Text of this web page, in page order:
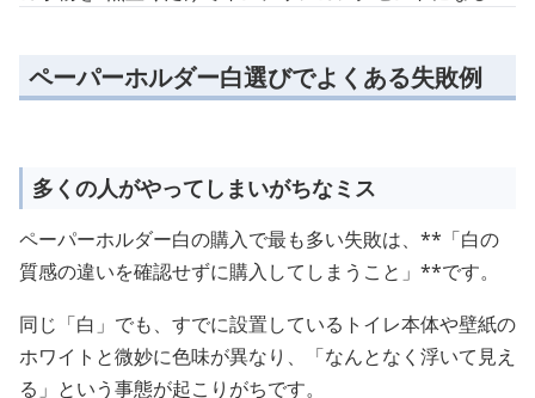
ペーパーホルダー白選びでよくある失敗例
多くの人がやってしまいがちなミス
ペーパーホルダー白の購入で最も多い失敗は、**「白の
質感の違いを確認せずに購入してしまうこと」**です。
同じ「白」でも、すでに設置しているトイレ本体や壁紙の
ホワイトと微妙に色味が異なり、「なんとなく浮いて見え
る」という事態が起こりがちです。